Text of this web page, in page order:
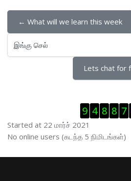
← What will we learn this week
இங்கு செல்
Lets chat for
Visitor Counter ஐத் தவிர்
9 4 8 8 7
Started at 22 மார்ச் 2021
இணைப்புநிலைப் பயனாளர் ஐத் தவிர்
No online users (கடந்த 5 நிமிடங்கள்)